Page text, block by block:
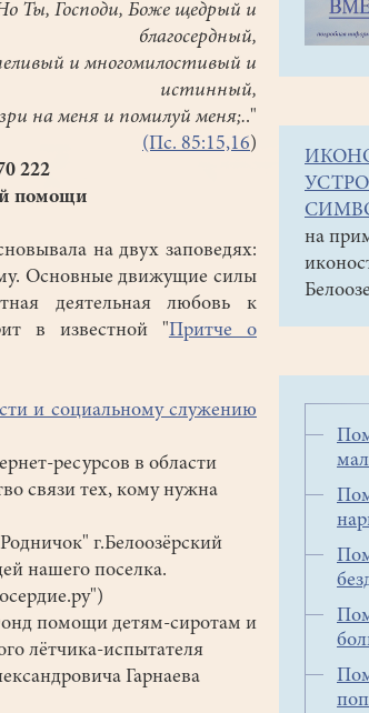
Ты, Господи, Боже щедрый и
благосердный,
и многомилостивый и
истинный,
на меня и помилуй меня;.."
(Пс. 85:15,16)
222
помощи
на двух заповедях:
Основные движущие силы
деятельная любовь к
в известной "Притче о
и социальному служению
ресурсов в области
связи тех, кому нужна
г.Белоозёрский
нашего поселка.
помощи детям-сиротам и
лётчика-испытателя
Гарнаева
на